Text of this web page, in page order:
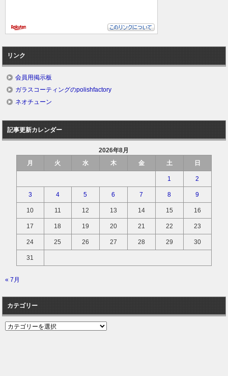
リンク
会員用掲示板
ガラスコーティングのpolishfactory
ネオチューン
記事更新カレンダー
2026年8月
月
火 水 木 金 土 日
1 2
3 4 5 6 7 8 9
10 11 12 13 14 15 16
17 18 19 20 21 22 23
24 25 26 27 28 29 30
31
« 7月
カテゴリー
カ